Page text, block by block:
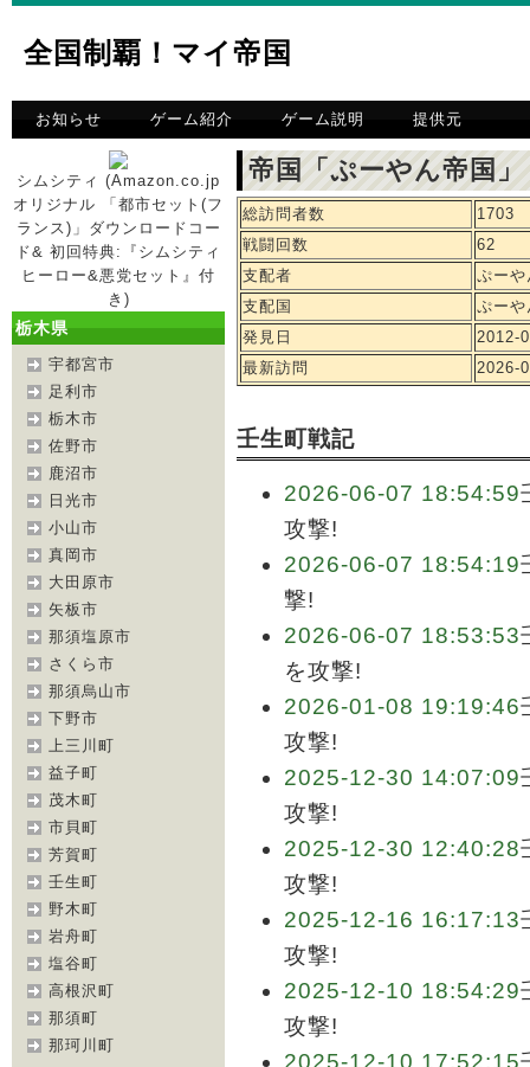
全国制覇！マイ帝国
お知らせ ゲーム紹介 ゲーム説明 提供元
シムシティ (Amazon.co.jp
オリジナル 「都市セット(フ
ランス)」ダウンロードコー
ド& 初回特典:『シムシティ
ヒーロー&悪党セット』付
き)
栃木県
宇都宮市
足利市
栃木市
佐野市
鹿沼市
日光市
小山市
真岡市
大田原市
矢板市
那須塩原市
さくら市
那須烏山市
下野市
上三川町
益子町
茂木町
市貝町
芳賀町
壬生町
野木町
岩舟町
塩谷町
高根沢町
那須町
那珂川町
帝国「ぷーやん帝国
総訪問者数
1703
戦闘回数
62
支配者
ぷーや
支配国
ぷー
発見日
2012-
最新訪問
2026-
壬生町戦記
2026-06-07 18:54:59
攻撃!
2026-06-07 18:54:19
撃!
2026-06-07 18:53:53
を攻撃!
2026-01-08 19:19:46
攻撃!
2025-12-30 14:07:09
攻撃!
2025-12-30 12:40:28
攻撃!
2025-12-16 16:17:13
攻撃!
2025-12-10 18:54:29
攻撃!
2025-12-10 17:52:15